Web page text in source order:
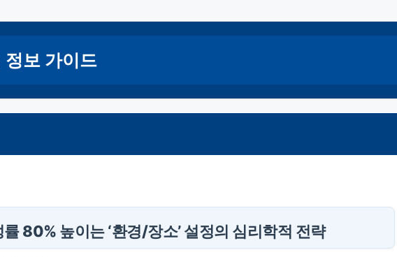
정보 가이드
80% 높이는 ‘환경/장소’ 설정의 심리학적 전략